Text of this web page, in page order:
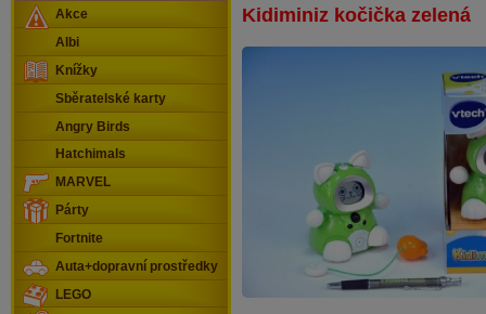
Kidiminiz kočička zelená
Akce
Albi
Knížky
Sběratelské karty
Angry Birds
Hatchimals
MARVEL
Párty
Fortnite
Auta+dopravní prostředky
LEGO